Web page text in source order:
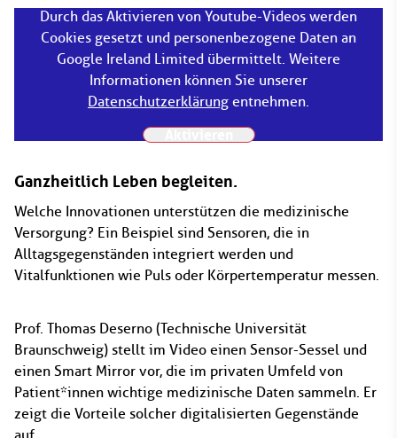
Durch das Aktivieren von Youtube-Videos werden
Cookies gesetzt und personenbezogene Daten an
Google Ireland Limited übermittelt. Weitere
Informationen können Sie unserer
Datenschutzerklärung entnehmen.
Ganzheitlich Leben begleiten.
Welche Innovationen unterstützen die medizinische
Versorgung? Ein Beispiel sind Sensoren, die in
Alltagsgegenständen integriert werden und
Vitalfunktionen wie Puls oder Körpertemperatur messen.
Prof. Thomas Deserno (Technische Universität
Braunschweig) stellt im Video einen Sensor-Sessel und
einen Smart Mirror vor, die im privaten Umfeld von
Patient*innen wichtige medizinische Daten sammeln. Er
zeigt die Vorteile solcher digitalisierten Gegenstände